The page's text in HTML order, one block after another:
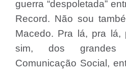
guerra “despoletada”
Record. Não sou
Macedo. Pra lá, pra
sim, dos grandes
Comunicação Social,